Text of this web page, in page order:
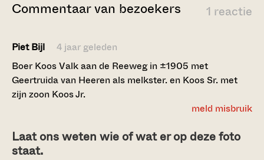
1 reactie
Commentaar van bezoekers
Piet Bijl
4 jaar geleden
Boer Koos Valk aan de Reeweg in ±1905 met
Geertruida van Heeren als melkster. en Koos Sr. met
zijn zoon Koos Jr.
meld misbruik
Laat ons weten wie of wat er op deze foto
staat.